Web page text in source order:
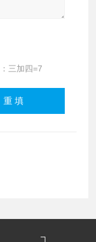
三加四=7